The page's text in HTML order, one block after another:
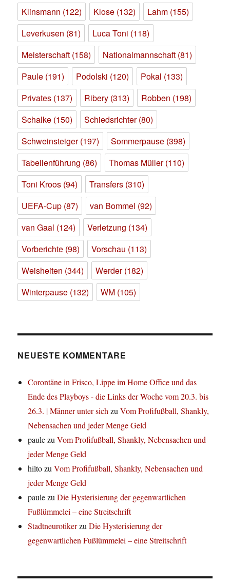
Klinsmann (122) Klose (132) Lahm (155)
Leverkusen (81) Luca Toni (118)
Meisterschaft (158) Nationalmannschaft (81)
Paule (191) Podolski (120) Pokal (133)
Privates (137) Ribery (313) Robben (198)
Schalke (150) Schiedsrichter(80)
Schweinsteiger(197) Sommerpause (398)
Tabellenführung (86) Thomas Müller(110)
Toni Kroos (94) Transfers (310)
UEFA-Cup (87) van Bommel (92)
van Gaal (124) Verletzung (134)
Vorberichte (98) Vorschau (113)
Weisheiten (344) Werder(182)
Winterpause (132) WM (105)
NEUESTE KOMMENTARE
Corontäne in Frisco, Lippe im Home Office und das
Ende des Playboys - die Links der Woche vom 20.3. bis
26.3. | Männer unter sichzuVom Profifußball, Shankly,
Nebensachen und jeder Menge Geld
paulezuVom Profifußball, Shankly, Nebensachen und
jeder Menge Geld
hiltozuVom Profifußball, Shankly, Nebensachen und
jeder Menge Geld
paulezuDie Hysterisierung der gegenwartlichen
Fußlümmelei – eine Streitschrift
StadtneurotikerzuDie Hysterisierung der
gegenwartlichen Fußlümmelei – eine Streitschrift